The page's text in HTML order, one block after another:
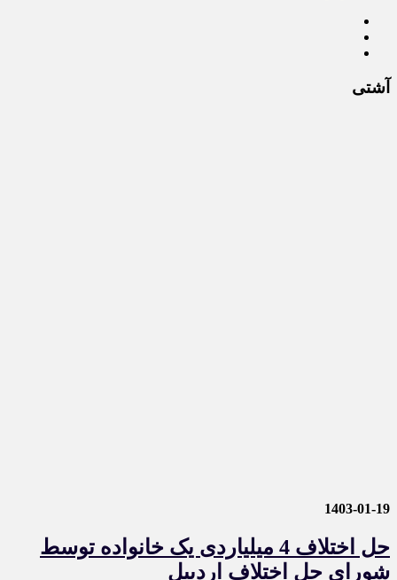
آشتی
1403-01-19
حل اختلاف 4 میلیاردی یک خانواده توسط
شورای حل اختلاف اردبیل